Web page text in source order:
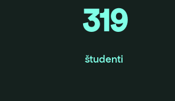
319
študenti